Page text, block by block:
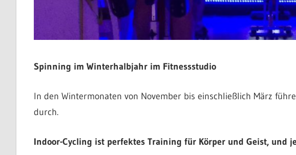
Spinning im Winterhalbjahr im Fitnessstudio
In den Wintermonaten von November bis einschließlich März
durch.
Indoor-Cycling ist perfektes Training für Körper und Geist, und